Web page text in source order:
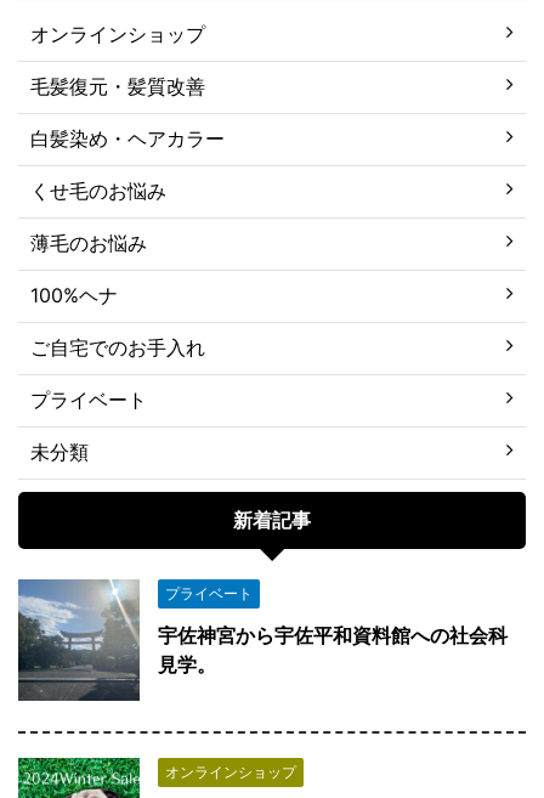
オンラインショップ
毛髪復元・髪質改善
白髪染め・ヘアカラー
くせ毛のお悩み
薄毛のお悩み
100%ヘナ
ご自宅でのお手入れ
プライベート
未分類
新着記事
プライベート
宇佐神宮から宇佐平和資料館への社会科
見学。
オンラインショップ